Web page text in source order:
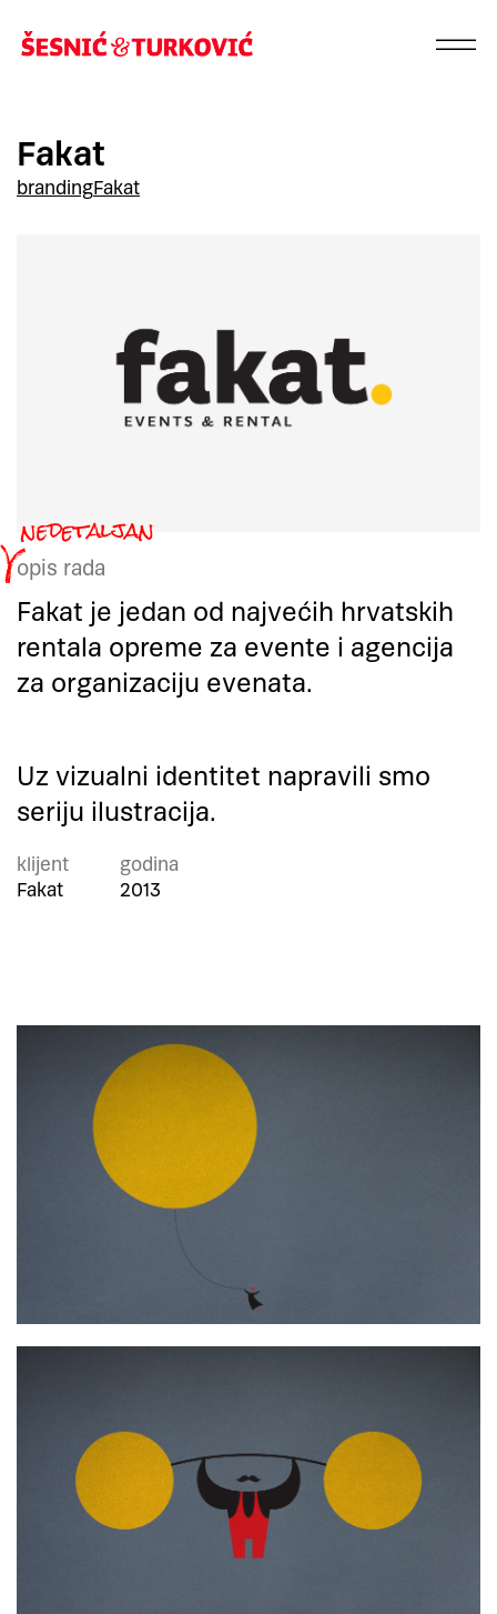
Fakat
brandingFakat
opis rada
Fakat je jedan od najvećih hrvatskih
rentala opreme za evente i agencija
za organizaciju evenata.
Uz vizualni identitet napravili smo
seriju ilustracija.
klijent
Fakat
godina
2013